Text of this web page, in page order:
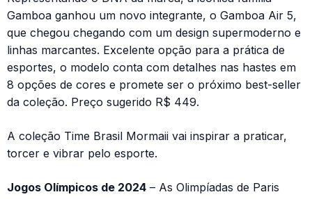
Gamboa ganhou um novo integrante, o Gamboa Air 5,
que chegou chegando com um design supermoderno e
linhas marcantes. Excelente opção para a prática de
esportes, o modelo conta com detalhes nas hastes em
8 opções de cores e promete ser o próximo best-seller
da coleção. Preço sugerido R$ 449.
A coleção Time Brasil Mormaii vai inspirar a praticar,
torcer e vibrar pelo esporte.
Jogos Olímpicos de 2024 – As Olimpíadas de Paris